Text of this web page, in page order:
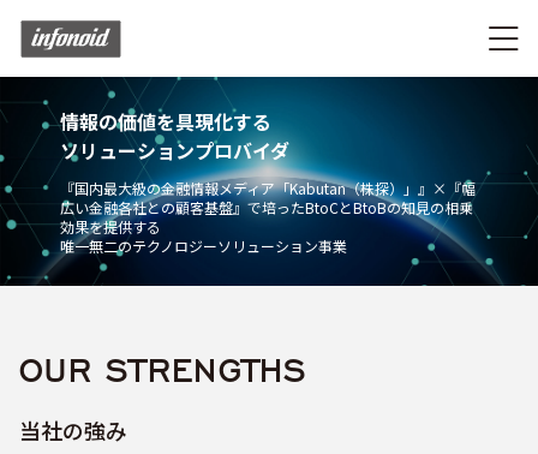
情報の価値を具現化する
ソリューションプロバイダ
『国内最大級の金融情報メディア「Kabutan（株探）」』×『幅
広い金融各社との顧客基盤』で培ったBtoCとBtoBの知見の相乗
効果を提供する
唯一無二のテクノロジーソリューション事業
OUR STRENGTHS
当社の強み